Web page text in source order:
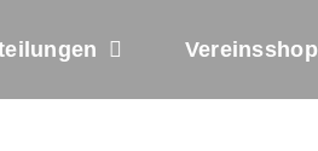
Vereinsshop